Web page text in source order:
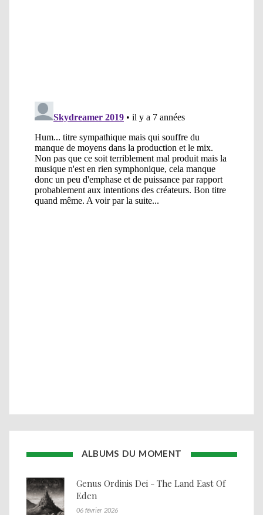
ALBUMS DU MOMENT
Genus Ordinis Dei - The Land East Of
Eden
06 février 2026